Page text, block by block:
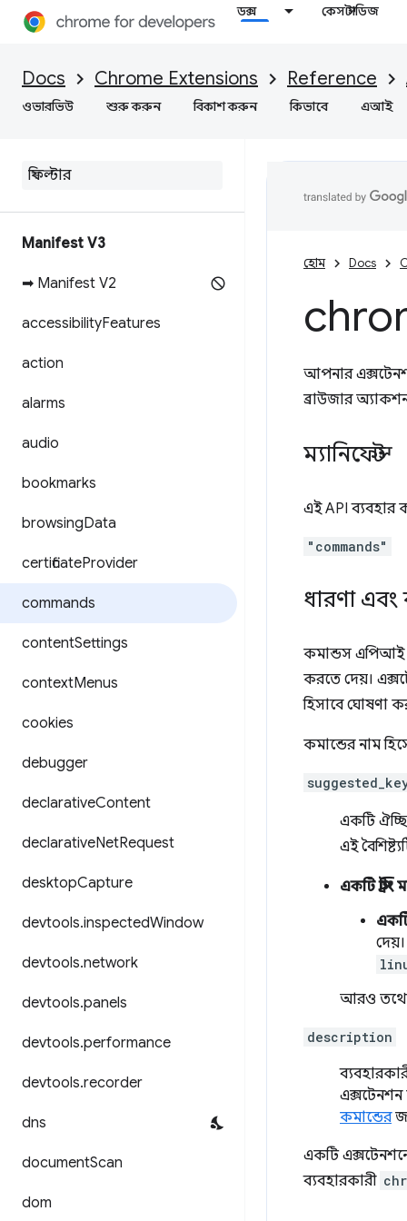
ডক্স কেস স্টাডিজ
Docs Chrome Extensions Reference
ওভারভিউ শুরু করুন বিকাশ করুন কিভাবে এআই
Manifest V3
➡ Manifest V2
accessibilityFeatures
action
alarms
audio
bookmarks
browsingData
certificateProvider
commands
contentSettings
contextMenus
cookies
debugger
declarativeContent
declarativeNetRequest
desktopCapture
devtools.inspectedWindow
devtools.network
devtools.panels
devtools.performance
devtools.recorder
dns
documentScan
dom
হোম Docs
আপনার
ব্রাউজার
ম্যানিফেস্ট
এই API ব্যবহার
"commands"
ধারণা এবং
কমান্ডস এপিআই
করতে দেয়।
হিসাবে ঘোষণা
কমান্ডের নাম
একটি
এই
একটি স্ট্রিং
আরও
description
এক্সটেনশন
কমান্ডের
একটি
ব্যবহারকারী